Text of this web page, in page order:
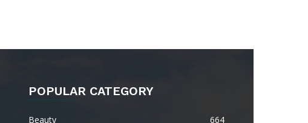
POPULAR CATEGORY
Beauty 664